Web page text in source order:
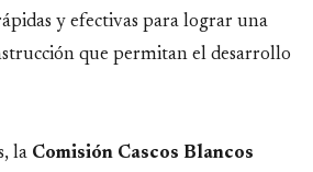
y efectivas para lograr una
que permitan el desarrollo
la Comisión Cascos Blancos